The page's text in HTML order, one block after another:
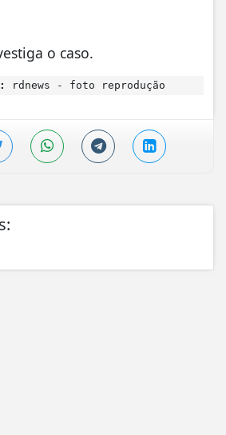
o caso.
rdnews - foto reprodução